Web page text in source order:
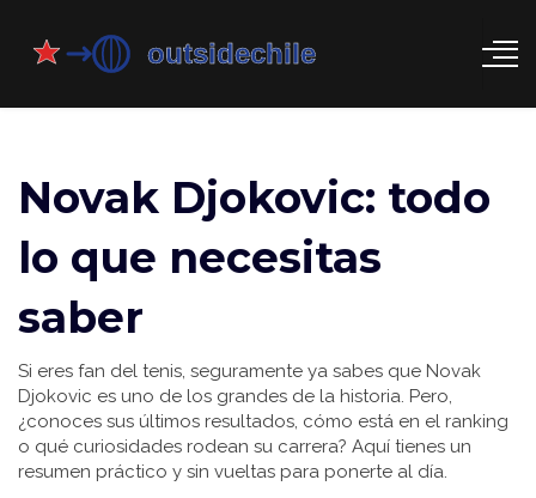
Novak Djokovic: todo
lo que necesitas
saber
Si eres fan del tenis, seguramente ya sabes que Novak
Djokovic es uno de los grandes de la historia. Pero,
¿conoces sus últimos resultados, cómo está en el ranking
o qué curiosidades rodean su carrera? Aquí tienes un
resumen práctico y sin vueltas para ponerte al día.